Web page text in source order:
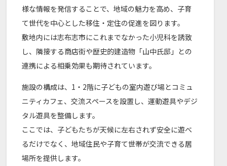
様な情報を発信することで、地域の魅力を高め、子育
て世代を中心とした移住・定住の促進を図ります。
敷地内には志布志市にこれまでなかった小児科を誘致
し、隣接する商店街や歴史的建造物「山中氏邸」との
連携による相乗効果も期待されています。
施設の構成は、1・2階に子どもの室内遊び場とコミュ
ニティカフェ、交流スペースを設置し、運動遊具やデジ
タル遊具を整備します。
ここでは、子どもたちが天候に左右されず安全に遊べ
るだけでなく、地域住民や子育て世帯が交流できる居
場所を提供します。